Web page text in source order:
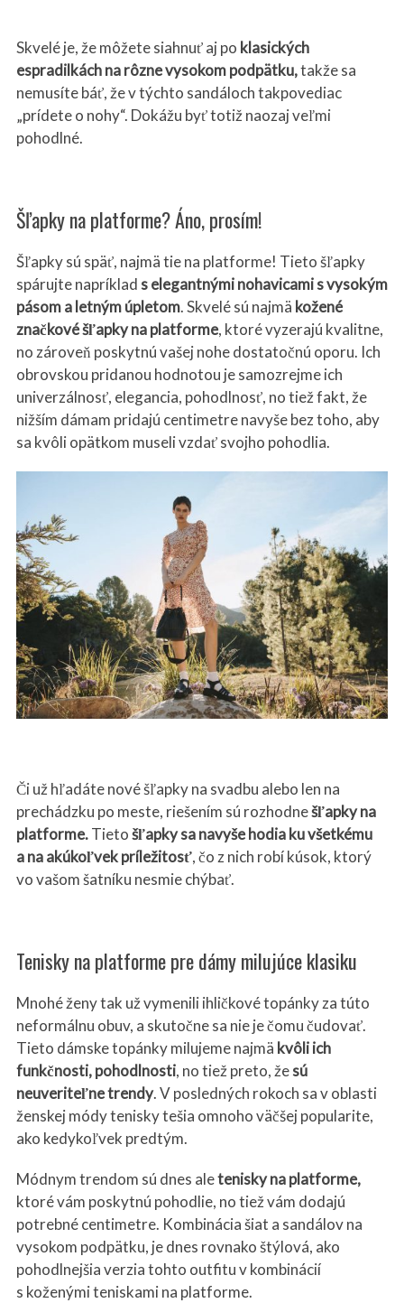
Skvelé je, že môžete siahnuť aj po klasických
espradilkách na rôzne vysokom podpätku,takže sa
nemusíte báť, že v týchto sandáloch takpovediac
„prídete o nohy“. Dokážu byť totiž naozaj veľmi
pohodlné.
Šľapky na platforme? Áno, prosím!
Šľapky sú späť, najmä tie na platforme! Tieto šľapky
spárujte napríklad s elegantnými nohavicami s vysokým
pásom a letným úpletom. Skvelé sú najmä kožené
značkové šľapky na platforme, ktoré vyzerajú kvalitne,
no zároveň poskytnú vašej nohe dostatočnú oporu. Ich
obrovskou pridanou hodnotou je samozrejme ich
univerzálnosť, elegancia, pohodlnosť, no tiež fakt, že
nižším dámam pridajú centimetre navyše bez toho, aby
sa kvôli opätkom museli vzdať svojho pohodlia.
Či už hľadáte nové šľapky na svadbu alebo len na
prechádzku po meste, riešením sú rozhodnešľapky na
platforme.Tietošľapky sa navyše hodia ku všetkému
a na akúkoľvek príležitosť, čo z nich robí kúsok, ktorý
vo vašom šatníku nesmie chýbať.
Tenisky na platforme pre dámy milujúce klasiku
Mnohé ženy tak už vymenili ihličkové topánky za túto
neformálnu obuv, a skutočne sa nie je čomu čudovať.
Tieto dámske topánky milujeme najmä kvôli ich
funkčnosti, pohodlnosti, no tiež preto, žesú
neuveriteľne trendy. V posledných rokoch sa v oblasti
ženskej módy tenisky tešia omnoho väčšej popularite,
ako kedykoľvek predtým.
Módnym trendom sú dnes aletenisky na platforme,
ktoré vám poskytnú pohodlie, no tiež vám dodajú
potrebné centimetre. Kombinácia šiat a sandálov na
vysokom podpätku, je dnes rovnako štýlová, ako
pohodlnejšia verzia tohto outfitu v kombinácií
s koženými teniskami na platforme.